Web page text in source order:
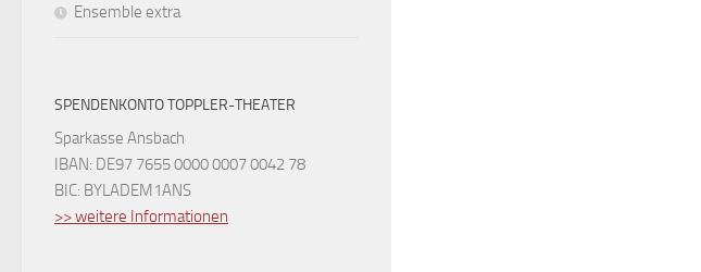
Ensemble extra
SPENDENKONTO TOPPLER-THEATER
Sparkasse Ansbach
IBAN: DE97 7655 0000 0007 0042 78
BIC: BYLADEM1ANS
>> weitere Informationen